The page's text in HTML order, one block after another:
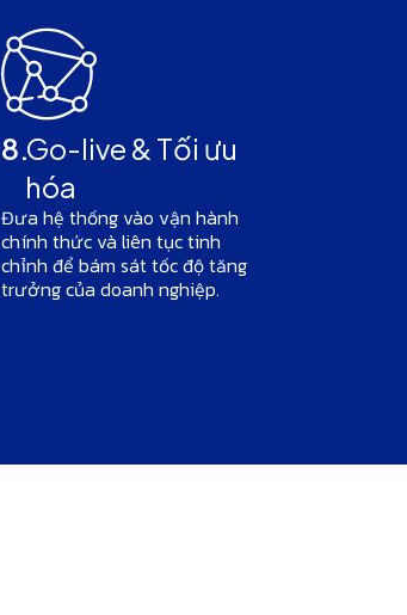
8.Go-live & Tối ưu
hóa
Đưa hệ thống vào vận hành
chính thức và liên tục tinh
chỉnh để bám sát tốc độ tăng
trưởng của doanh nghiệp.